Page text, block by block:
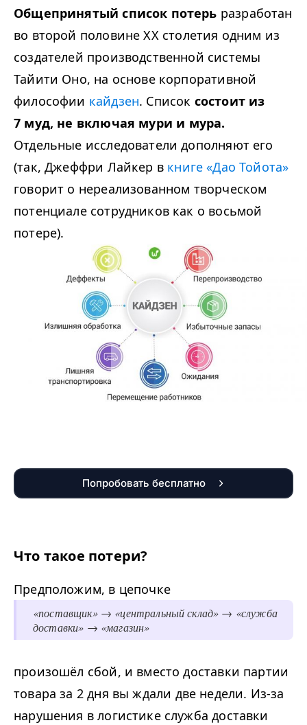
Общепринятый список потерь разработан
во второй половинеXXстолетия одним из
создателей производственной системы
Тайити Оно, на основе корпоративной
философии кайдзен. Список состоит из
7 муд, не включая мури и мура.
Отдельные исследователи дополняют его
(так, Джеффри Лайкер в книге «Дао Тойота»
говорит о нереализованном творческом
потенциале сотрудников как о восьмой
потере).
Попробовать бесплатно
Что такое потери?
Предположим, в цепочке
«поставщик» → «центральный склад» → «служба
доставки» → «магазин»
произошёл сбой, и вместо доставки партии
товара за 2 дня вы ждали две недели. Из-за
нарушения в логистике служба доставки